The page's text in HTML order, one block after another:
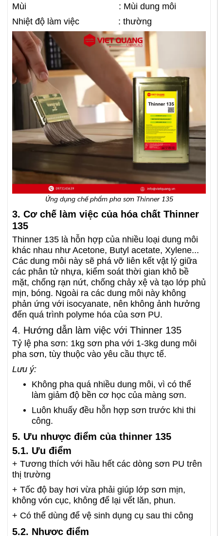
Mùi : Mùi dung môi
Nhiệt độ làm việc : thường
Ứng dụng chế phẩm pha sơn Thinner 135
3. Cơ chế làm việc của hóa chất Thinner
135
Thinner 135 là hỗn hợp của nhiều loại dung môi
khác nhau như Acetone, Butyl acetate, Xylene...
Các dung môi này sẽ phá vỡ liên kết vật lý giữa
các phân tử nhựa, kiểm soát thời gian khô bề
mặt, chống rạn nứt, chống chảy xệ và tạo lớp phủ
mịn, bóng. Ngoài ra các dung môi này không
phản ứng với isocyanate, nên không ảnh hưởng
đến quá trình polyme hóa của sơn PU.
4. Hướng dẫn làm việc với Thinner 135
Tỷ lệ pha sơn: 1kg sơn pha với 1-3kg dung môi
pha sơn, tùy thuộc vào yêu cầu thực tế.
Lưu ý:
Không pha quá nhiều dung môi, vì có thể
làm giảm độ bền cơ học của màng sơn.
Luôn khuấy đều hỗn hợp sơn trước khi thi
công.
5. Ưu nhược điểm của thinner 135
5.1. Ưu điểm
+ Tương thích với hầu hết các dòng sơn PU trên
thị trường
+ Tốc độ bay hơi vừa phải giúp lớp sơn mịn,
không vón cục, không để lại vết lăn, phun.
+ Có thể dùng để vệ sinh dụng cụ sau thi công
5.2. Nhược điểm